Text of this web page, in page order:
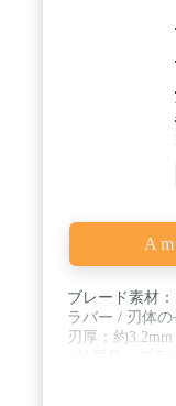
一つ手作業で
【握りやすい
ひとつ木目の
(白樺)を使用
性が生み出す
がナイフに独
にかけてふっ
も入れやすい
バル番組「
バルエキスパ
にヘレナイフ
ガミ」をデザ
めてのフルタ
イバリストと
ンチームの歴
TEMAGAMIの
ブレード素材
ラバー / 刃体
刃厚：約
ン / ※正当な理
令により禁止